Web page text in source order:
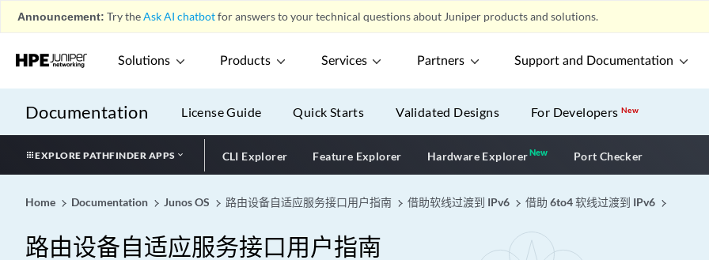
Announcement: Try theAsk AI chatbotfor answers to your technical questions about Juniper products and solutions.
Solutions Products Services Partners Support and Documentation
Documentation License Guide Quick Starts Validated Designs For DevelopersNew
EXPLORE PATHFINDER APPS CLI Explorer Feature Explorer Hardware ExplorerNewNew application
Port Checker
Home Documentation Junos OS 路由设备自适应服务接口用户指南 借助软线过渡到 IPv6 借助 6to4 软线过渡到 IPv6
路由设备自适应服务接口用户指南